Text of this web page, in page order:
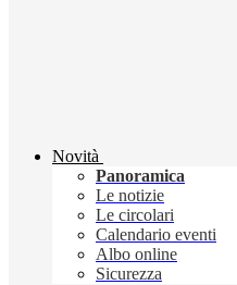
Novità
Panoramica
Le notizie
Le circolari
Calendario eventi
Albo online
Sicurezza